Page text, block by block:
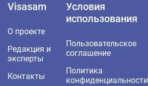
Visasam
О проекте
Редакция и
эксперты
Контакты
Условия
использования
Пользовательское
соглашение
Политика
конфиденциальности